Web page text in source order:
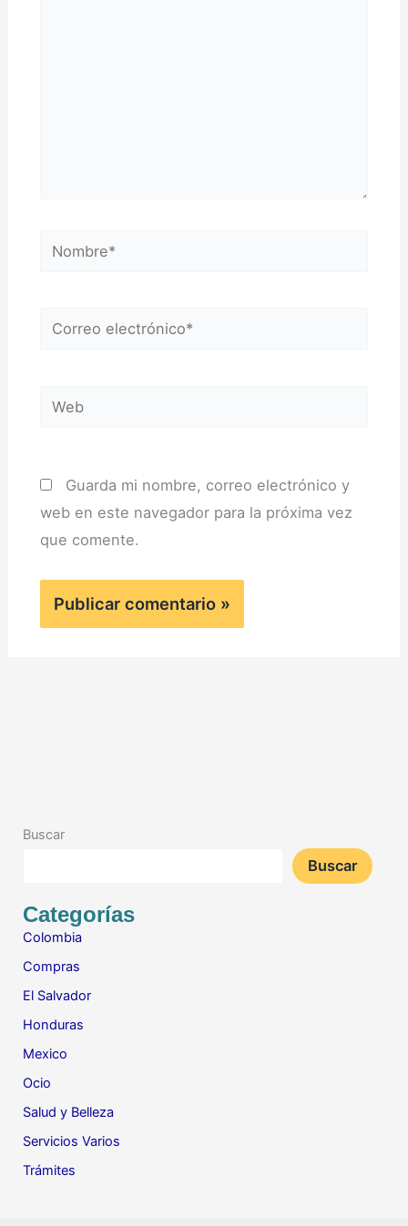
Nombre*
Correo
Web
Guarda mi nombre, correo electrónico y
web en este navegador para la próxima vez
que comente.
Buscar
Buscar
Categorías
Colombia
Compras
El Salvador
Honduras
Mexico
Ocio
Salud y Belleza
Servicios Varios
Trámites